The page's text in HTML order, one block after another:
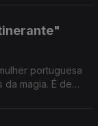
portuguesa
da magia. É de